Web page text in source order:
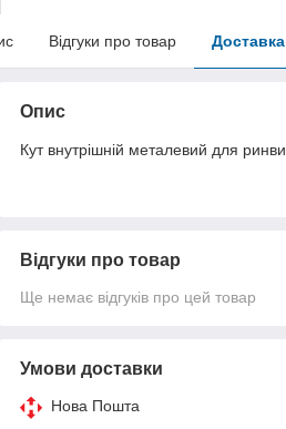
Відгуки про товар Доставка
Опис
Кут внутрішній металевий для ринви
Відгуки про товар
Ще немає відгуків про цей товар
Умови доставки
Нова Пошта